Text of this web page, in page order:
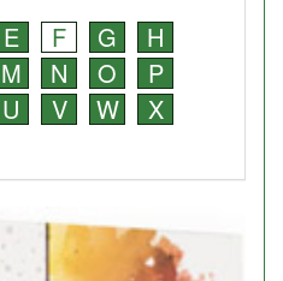
E F G
H
M N O
P
U V W
X